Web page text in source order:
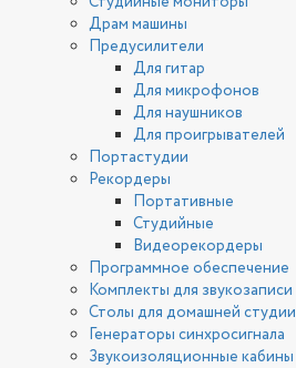
Драм машины
Предусилители
Для гитар
Для микрофонов
Для наушников
Для проигрывателей
Портастудии
Рекордеры
Портативные
Студийные
Видеорекордеры
Программное обеспечение
Комплекты для звукозаписи
Столы для домашней студии
Генераторы синхросигнала
Звукоизоляционные кабины